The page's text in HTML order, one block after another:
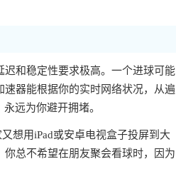
和稳定性要求极高。一个进球可能
器能根据你的实时网络状况，从遍
远为你避开拥堵。
想用iPad或安卓电视盒子投屏到大
总不希望在朋友聚会看球时，因为